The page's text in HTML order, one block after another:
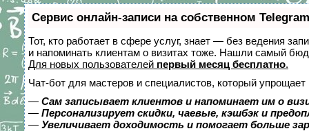
Сервис онлайн-записи на собственном
Тот, кто работает в сфере услуг, знает — без ведения
и напоминать клиентам о визитах тоже. Нашли самый
Для новых пользователей первый месяц бесплатно.
Чат-бот для мастеров и специалистов, который упрощает
— Сам записывает клиентов и напоминает им о
— Персонализирует скидки, чаевые, кэшбэк и
— Увеличивает доходимость и помогает больше